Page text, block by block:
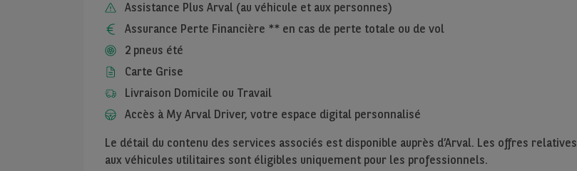
Assistance Plus Arval (au véhicule et aux personnes)
Assurance Perte Financière ** en cas de perte totale ou de vol
2 pneus été
Carte Grise
Livraison Domicile ou Travail
Accès à My Arval Driver, votre espace digital personnalisé
Le détail du contenu des services associés est disponible auprès d’Arval. Les offres relatives
aux véhicules utilitaires sont éligibles uniquement pour les professionnels.